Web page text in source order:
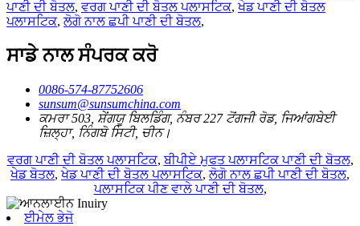
ਪਾਣੀ ਦੀ ਬੋਤਲ, ਵਰਗ ਪਾਣੀ ਦੀ ਬੋਤਲ ਪਲਾਸਟਿਕ,ਖੇਡ ਪਾਣੀ ਦੀ ਬੋਤਲ
ਪਲਾਸਟਿਕ,ਲੋਗੋ ਨਾਲ ਛਪੀ ਪਾਣੀ ਦੀ ਬੋਤਲ,
ਸਾਡੇ ਨਾਲ ਸੰਪਰਕ ਕਰੋ
0086-574-87752606
sunsum@sunsumchina.com
ਕਮਰਾ 503, ਸ਼ੇਂਗਯੂ ਬਿਲਡਿੰਗ, ਨੰਬਰ 227 ਟੋਂਗਜੀ ਰੋਡ, ਜਿਆਂਗਬੇਈ
ਜ਼ਿਲ੍ਹਾ, ਨਿੰਗਬੋ ਸਿਟੀ, ਚੀਨ।
ਵਰਗ ਪਾਣੀ ਦੀ ਬੋਤਲ ਪਲਾਸਟਿਕ,ਬੀਪੀਏ ਮੁਫਤ ਪਲਾਸਟਿਕ ਪਾਣੀ ਦੀ ਬੋਤਲ,
ਖੇਡ ਬੋਤਲ,ਖੇਡ ਪਾਣੀ ਦੀ ਬੋਤਲ ਪਲਾਸਟਿਕ,ਲੋਗੋ ਨਾਲ ਛਪੀ ਪਾਣੀ ਦੀ ਬੋਤਲ,
ਪਲਾਸਟਿਕ ਪੀਣ ਵਾਲੇ ਪਾਣੀ ਦੀ ਬੋਤਲ,
ਈਮੇਲ ਭੇਜੋ